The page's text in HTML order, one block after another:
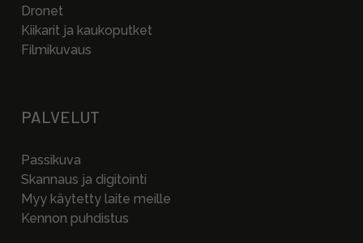
Dronet
Kiikarit ja kaukoputket
Filmikuvaus
PALVELUT
Passikuva
Skannaus ja digitointi
Myy käytetty laite meille
Kennon puhdistus